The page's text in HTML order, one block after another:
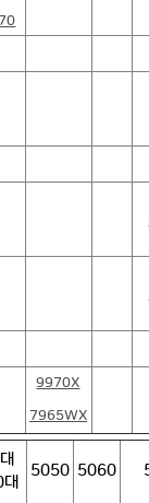
9970X
7965WX
5050 5060